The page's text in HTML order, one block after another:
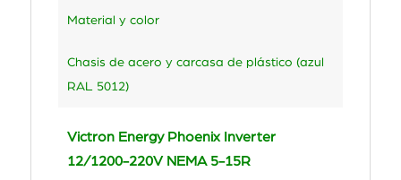
Material y color
Chasis de acero y carcasa de plástico (azul
RAL 5012)
Victron Energy Phoenix Inverter
12/1200-220V NEMA 5-15R